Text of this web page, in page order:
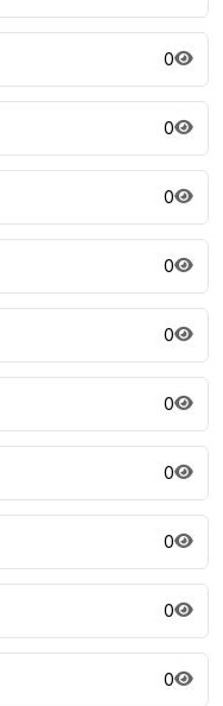
0
0
0
0
0
0
0
0
0
0